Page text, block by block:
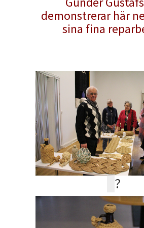
demonstrerar här
sina fina
?